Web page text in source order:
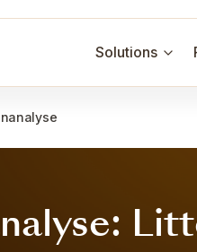
Solutions